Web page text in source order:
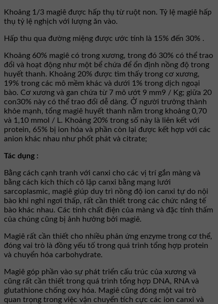
Khoảng 1/3 magiê được hấp thụ từ ruột non. Tỷ lệ magiê hấp
thụ tỷ lệ nghịch với lượng ăn vào.
Hấp thu qua đường miệng được ước tính là 15% đến 30% .
Khoảng 60% magiê có trong xương, trong đó 30% có thể trao
đổi và hoạt động như một bể chứa để ổn định nồng độ trong
huyết thanh. Khoảng 20% ​​được tìm thấy trong cơ xương,
19% trong các mô mềm khác và dưới 1% trong dịch ngoại
bào. Cơ xương và gan chứa từ 7 mô ướt 9 mm9 / Kg; giữa 20
con30% này có thể trao đổi dễ dàng. Ở người trưởng thành
khỏe mạnh, tổng magiê huyết thanh nằm trong khoảng 0,70
và 1,10 mmol / L. Khoảng 20% ​​trong số này là liên kết với
protein, 65% bị ion hóa và phần còn lại được kết hợp với các
anion khác nhau như phốt phát và citrate;
Tác dụng :
Bằng cách cạnh tranh với canxi cho các vị trí gắn màng và
bằng cách kích thích cô lập canxi bằng mạng lưới
sarcoplasmic, magiê giúp duy trì nồng độ ion canxi tự do nội
bào khi nghỉ ngơi thấp, rất cần thiết trong các chức năng tế
bào khác nhau. Các tính chất điện của màng và đặc tính thấm
của chúng cũng bị ảnh hưởng bởi magiê.
Magiê rất cần thiết cho nhiều phản ứng enzyme trong cơ thể,
đóng vai trò là đồng yếu tố trong quá trình tổng hợp protein
và chuyển hóa carbohydrate.
Magiê góp phần vào sự phát triển cấu trúc của xương và
cũng rất cần thiết trong quá trình tổng hợp DNA, RNA và
glutathione chống oxy hóa. Magiê cũng đóng một vai trò
quan trọng trong việc vận chuyển tích cực các ion canxi và